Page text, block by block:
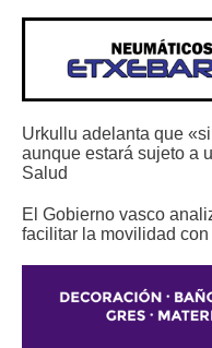
Urkullu adelanta que
aunque estará sujeto a
Salud
El Gobierno vasco
facilitar la movilidad